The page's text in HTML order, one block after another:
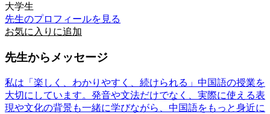
大学生
先生のプロフィールを見る
お気に入りに追加
先生からメッセージ
私は「楽しく、わかりやすく、続けられる」中国語の授業を
大切にしています。発音や文法だけでなく、実際に使える表
現や文化の背景も一緒に学びながら、中国語をもっと身近に